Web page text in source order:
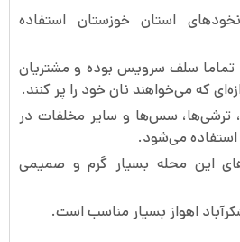
استان خوزستان استفاده
تماما سلف سرویس بوده و مشتریان
که می‌خواهند نان خود را پر کنند.
ترشی‌ها، سس‌ها و سایر مخلفات در
استفاده می‌شود.
این محله بسیار گرم و صمیمی
اهواز بسیار مناسب است.